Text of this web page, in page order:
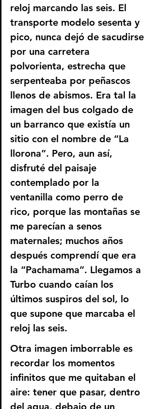
reloj marcando las seis. El
transporte modelo sesenta y
pico, nunca dejó de sacudirse
por una carretera
polvorienta, estrecha que
serpenteaba por peñascos
llenos de abismos. Era tal la
imagen del bus colgado de
un barranco que existía un
sitio con el nombre de “La
llorona”. Pero, aun así,
disfruté del paisaje
contemplado por la
ventanilla como perro de
rico, porque las montañas se
me parecían a senos
maternales; muchos años
después comprendí que era
la “Pachamama”. Llegamos a
Turbo cuando caían los
últimos suspiros del sol, lo
que supone que marcaba el
reloj las seis.
Otra imagen imborrable es
recordar los momentos
infinitos que me quitaban el
aire: tener que pasar, dentro
del agua, debajo de un